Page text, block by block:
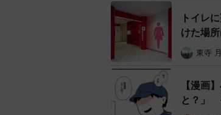
16.3%、「女性・女児
る結果となりました。
トイレ
けた場
東寺
【漫画
と？」